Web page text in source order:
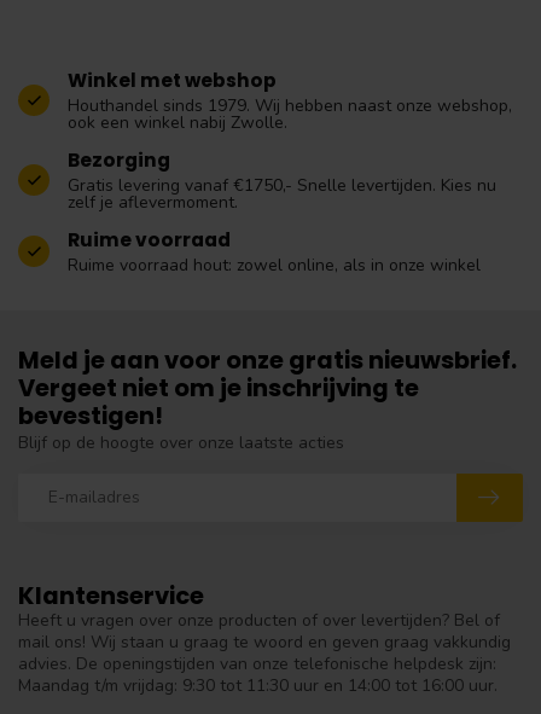
Winkel met webshop
Houthandel sinds 1979. Wij hebben naast onze webshop,
ook een winkel nabij Zwolle.
Bezorging
Gratis levering vanaf €1750,- Snelle levertijden. Kies nu
zelf je aflevermoment.
Ruime voorraad
Ruime voorraad hout: zowel online, als in onze winkel
Klantenservice
Heeft u vragen over onze producten of over levertijden? Bel of
mail ons! Wij staan u graag te woord en geven graag vakkundig
advies. De openingstijden van onze telefonische helpdesk zijn:
Maandag t/m vrijdag: 9:30 tot 11:30 uur en 14:00 tot 16:00 uur.
Meld je aan voor onze gratis nieuwsbrief.
Vergeet niet om je inschrijving te
bevestigen!
Blijf op de hoogte over onze laatste acties